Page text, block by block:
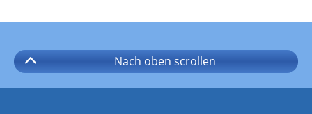
Nach oben scrollen